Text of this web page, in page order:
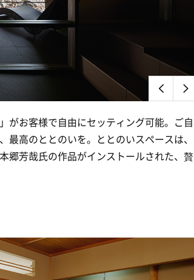
がお客様で自由にセッティング可能。ご自
高のととのいを。ととのいスペースは、
郷芳哉氏の作品がインストールされた、贅